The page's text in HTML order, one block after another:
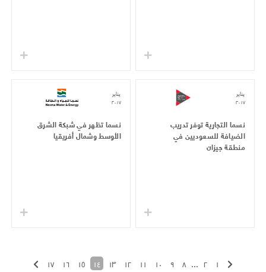
نسما التجارية توفر تدريب
الضيافة للسعوديين في
منطقة جيزان
نسما تظهر في شبكة الشرق
الأوسط وشمال أفريقيا
١ ٢ ... ٨ ٩ ١٠ ١١ ١٢ ١٣ ١٤ ١٥ ١٦ ١٧